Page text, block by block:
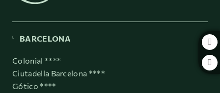
BARCELONA
Colonial ****
Ciutadella Barcelona ****
Gótico ****